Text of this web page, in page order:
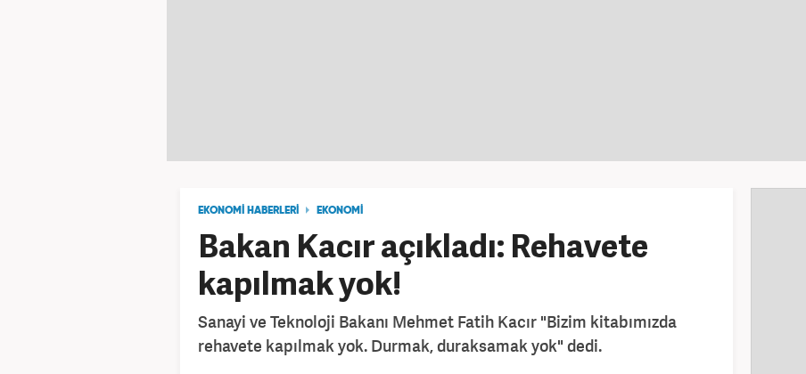
EKONOMİ HABERLERİ EKONOMİ
Bakan Kacır açıkladı: Rehavete
kapılmak yok!
Sanayi ve Teknoloji Bakanı Mehmet Fatih Kacır "Bizim kitabımızda
rehavete kapılmak yok. Durmak, duraksamak yok" dedi.